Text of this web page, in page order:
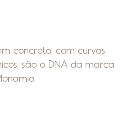
concreto, com curvas
são o DNA da marca